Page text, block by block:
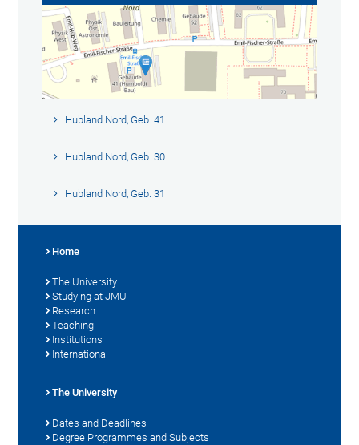
Hubland Nord, Geb. 41
Hubland Nord, Geb. 30
Hubland Nord, Geb. 31
Home
The University
Studying at JMU
Research
Teaching
Institutions
International
The University
Dates and Deadlines
Degree Programmes and Subjects